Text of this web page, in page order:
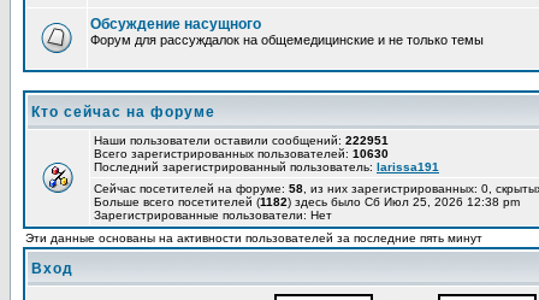
Обсуждение насущного
Форум для рассуждалок на общемедицинские и не только темы
Кто сейчас на форуме
Наши пользователи оставили сообщений: 222951
Всего зарегистрированных пользователей: 10630
Последний зарегистрированный пользователь: larissa191
Сейчас посетителей на форуме: 58 , из них зарегистрированных: 0,
Больше всего посетителей (1182) здесь было Сб Июл 25, 2026 12:38 pm
Зарегистрированные пользователи: Нет
Эти данные основаны на активности пользователей за последние пять минут
Вход